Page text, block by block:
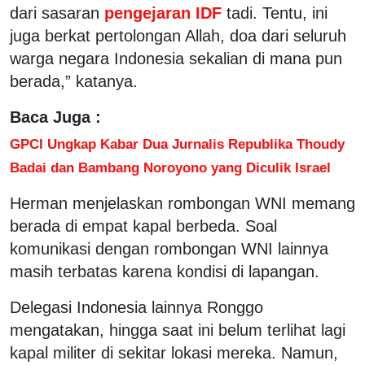
dari sasaran pengejaran IDF tadi. Tentu, ini
juga berkat pertolongan Allah, doa dari seluruh
warga negara Indonesia sekalian di mana pun
berada,” katanya.
Baca Juga :
GPCI Ungkap Kabar Dua Jurnalis Republika Thoudy
Badai dan Bambang Noroyono yang Diculik Israel
Herman menjelaskan rombongan WNI memang
berada di empat kapal berbeda. Soal
komunikasi dengan rombongan WNI lainnya
masih terbatas karena kondisi di lapangan.
Delegasi Indonesia lainnya Ronggo
mengatakan, hingga saat ini belum terlihat lagi
kapal militer di sekitar lokasi mereka. Namun,